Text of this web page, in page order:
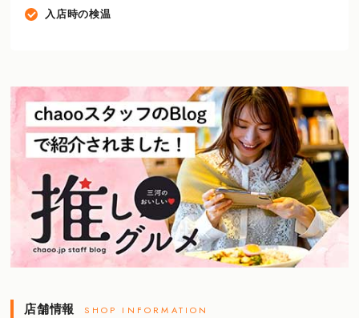
入店時の検温
店舗情報 SHOP INFORMATION